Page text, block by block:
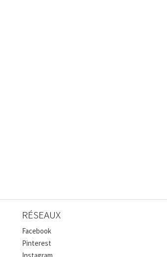
RÉSEAUX
Facebook
Pinterest